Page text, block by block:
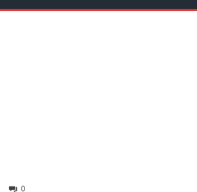
0